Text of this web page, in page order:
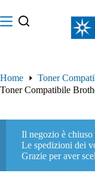
al
contenuto
Home Toner
Toner Compatibile
Il negozio è
Le spedizioni dei
Grazie per aver